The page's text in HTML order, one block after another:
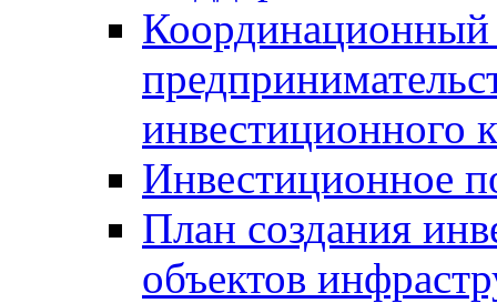
Координационный
инвестиционного
Инвестиционное
План создания
объектов